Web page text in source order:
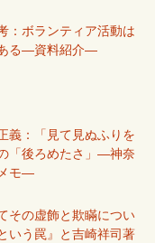
：ボランティア活動は
ある―資料紹介―
義：「見て見ぬふりを
「後ろめたさ」―神奈
モ―
その虚飾と欺瞞につい
いう罠』と吉崎祥司著